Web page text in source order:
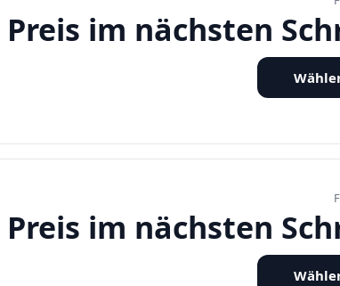
Preis im nächsten
Preis im nächsten